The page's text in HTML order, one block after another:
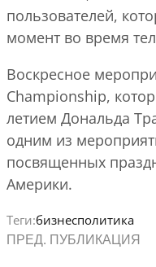
пользователей,
момент во время
Воскресное
Championship,
летием Дональда
одним из
посвященных
Америки.
Теги:бизнесполитика
ПРЕД. ПУБЛИКАЦИЯ